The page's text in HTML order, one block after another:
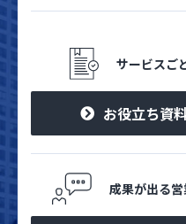
サービスご
お役立ち資
成果が出る